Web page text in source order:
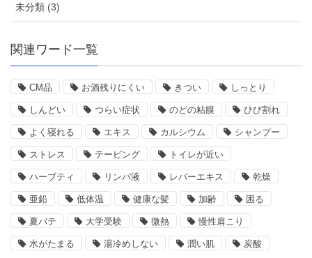
未分類 (3)
関連ワード一覧
CM品 お酒残りにくい きつい しっとり
しんどい つらい症状 のどの粘膜 ひび割れ
よく寝れる エキス カルシウム シャンプー
ストレス テーピング トイレが近い
ハーブティ リンパ液 レバーエキス 乾燥
亜鉛 低体温 健康な髪 加齢 困る
夏バテ 大学受験 微熱 慢性肩こり
水がたまる 湯冷めしない 潤い肌 炭酸